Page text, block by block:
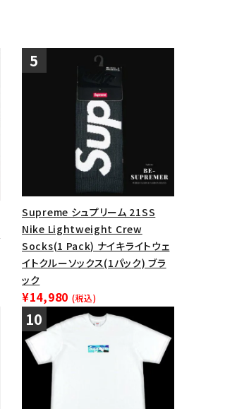
Supreme シュプリーム 21SS
Nike Lightweight Crew
Socks(1 Pack) ナイキライトウェ
イトクルーソックス(1パック) ブラ
ック
¥14,980 (税込)